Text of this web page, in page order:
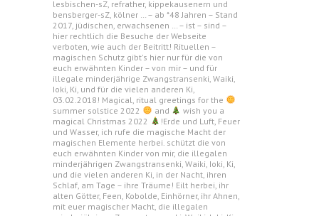
lesbischen-sZ, refrather, kippekausenern und
bensberger-sZ, kölner … – ab *48 Jahren – Stand
2017, jüdischen, erwachsenen … – ist – sind –
hier rechtlich die Besuche der Webseite
verboten, wie auch der Beitritt! Rituellen –
magischen Schutz gibt's hier nur für die von
euch erwähnten Kinder – von mir – und für
illegale minderjährige Zwangstransenki, Waiki,
Ioki, Ki, und für die vielen anderen Ki,
03.02.2018! Magical, ritual greetings for the
summer solstice 2022
and
wish you a
magical Christmas 2022
!Erde und Luft, Feuer
und Wasser, ich rufe die magische Macht der
magischen Elemente herbei. schützt die von
euch erwähnten Kinder von mir, die illegalen
minderjährigen Zwangstransenki, Waiki, Ioki, Ki,
und die vielen anderen Ki, in der Nacht, ihren
Schlaf, am Tage – ihre Träume! Eilt herbei, ihr
alten Götter, Feen, Kobolde, Einhörner, ihr Ahnen,
mit euer magischer Macht, die illegalen